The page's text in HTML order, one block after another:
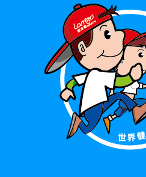
設備的 IP 位址、使用時間、使用
錄等，做為我們增進網站服務的
用，決不對外公布。
為提供精確的服務，我們會將收
分析，分析結果之統計數據或說
外，我們會視需要公佈統計數據
人之資料。
除非取得您的同意或其他法令之
的個人資料揭露予第三人或使用
在您於本網站註冊帳號、使用本
贈獎時，本網站會收集您的個人
業夥伴處取得個人資料。
當客戶在本網站註冊時，我們會